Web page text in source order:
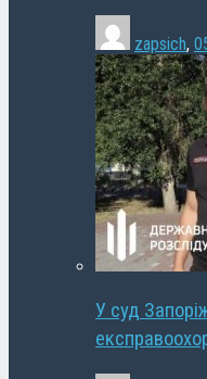
zapsich,
У суд